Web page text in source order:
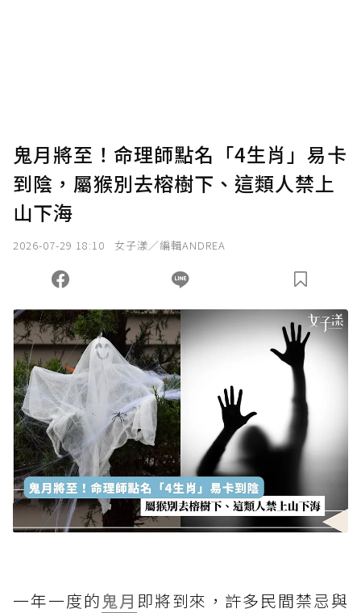
鬼月將至！命理師點名「4生肖」易卡
到陰，屬猴別去榕樹下、這類人禁上
山下海
2026-07-29 18:10 女子漾／編輯ANDREA
一年一度的 鬼月 即將到來，許多民間禁忌與